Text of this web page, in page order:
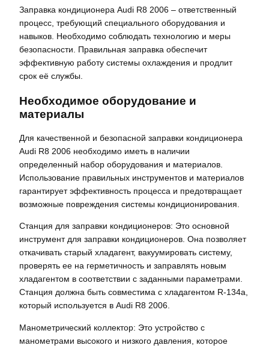
Заправка кондиционера Audi R8 2006 – ответственный
процесс, требующий специального оборудования и
навыков. Необходимо соблюдать технологию и меры
безопасности. Правильная заправка обеспечит
эффективную работу системы охлаждения и продлит
срок её службы.
Необходимое оборудование и
материалы
Для качественной и безопасной заправки кондиционера
Audi R8 2006 необходимо иметь в наличии
определенный набор оборудования и материалов.
Использование правильных инструментов и материалов
гарантирует эффективность процесса и предотвращает
возможные повреждения системы кондиционирования.
Станция для заправки кондиционеров: Это основной
инструмент для заправки кондиционеров. Она позволяет
откачивать старый хладагент, вакуумировать систему,
проверять ее на герметичность и заправлять новым
хладагентом в соответствии с заданными параметрами.
Станция должна быть совместима с хладагентом R-134a,
который используется в Audi R8 2006.
Манометрический коллектор: Это устройство с
манометрами высокого и низкого давления, которое